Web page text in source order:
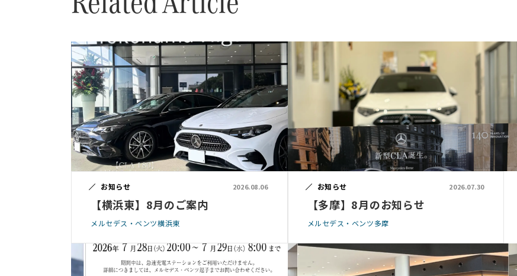
お知らせ 2026.08.06
【横浜東】8月のご案内
メルセデス・ベンツ横浜東
お知らせ 2026.07.30
【多摩】8月のお知らせ
メルセデス・ベンツ多摩